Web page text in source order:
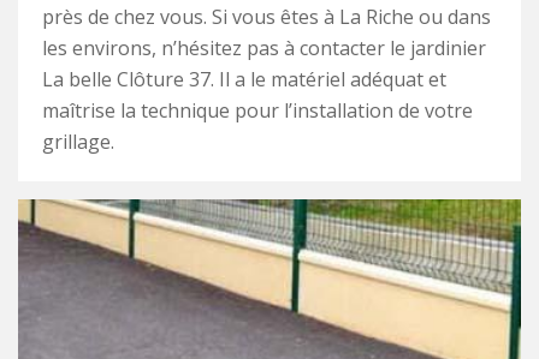
près de chez vous. Si vous êtes à La Riche ou dans
les environs, n’hésitez pas à contacter le jardinier
La belle Clôture 37. Il a le matériel adéquat et
maîtrise la technique pour l’installation de votre
grillage.